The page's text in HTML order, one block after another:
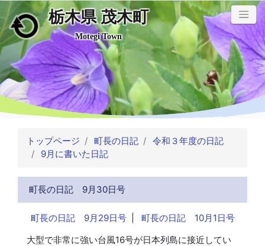
メインコンテンツにスキップ
栃木県 茂木町
Motegi Town
トップページ 町長の日記
令和３年度の日記
9月に書いた日記
町長の日記 9月30日号
町長の日記 9月29日号| 町長の日記 10月1日号
大型で非常に強い台風16号が日本列島に接近してい